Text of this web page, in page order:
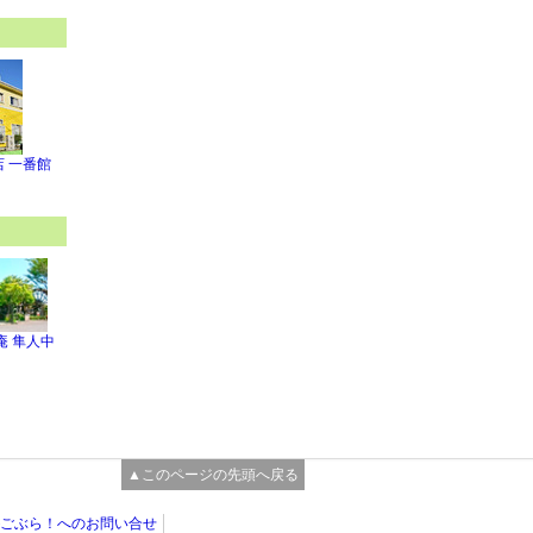
一番館
隼人中
▲このページの先頭へ戻る
ぶら！へのお問い合せ